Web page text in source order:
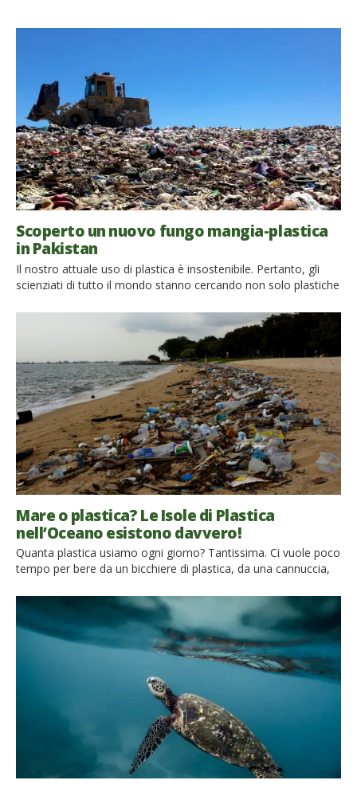
Scoperto un nuovo fungo mangia-plastica
in Pakistan
Il nostro attuale uso di plastica è insostenibile. Pertanto, gli
scienziati di tutto il mondo stanno cercando non solo plastiche
una discarica del Pakistan, gli scienziati hanno scoperto che il
fungo chiamato Aspergillus tubingensis può nutrirsi di plastica.
Un gruppo di ricercatori dell’Accademia delle Scienze cinese […]
Mare o plastica? Le Isole di Plastica
nell’Oceano esistono davvero!
Quanta plastica usiamo ogni giorno? Tantissima. Ci vuole poco
tempo per bere da un bicchiere di plastica, da una cannuccia,
qualcosa che abbiamo appena comprato o un sacchetto in cui
portiamo la spesa, ma un’infinità perchè si smaltiscano. Tutte
queste piccole cose, se messe […]